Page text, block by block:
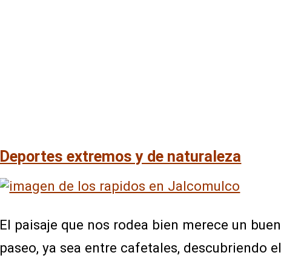
Deportes extremos y de naturaleza
El paisaje que nos rodea bien merece un buen
paseo, ya sea entre cafetales, descubriendo el